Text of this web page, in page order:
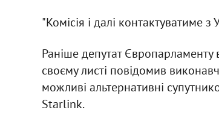
"Комісія і далі контактуватиме
Раніше депутат
своєму листі повідомив
можливі альтернативні
Starlink.